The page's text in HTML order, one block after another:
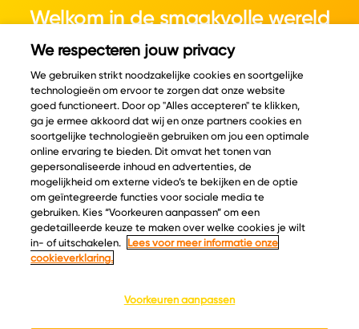
Welkom in de smaakvolle wereld
van kaas.
© Copyright 2026 Velder
Inspiratie
Kaascatalogus
Recepten
Kaasplankjes
Blog
Informatie
Over ons
Ontdek
Keurmerken
We respecteren jouw privacy
We gebruiken strikt noodzakelijke cookies en soortgelijke
technologieën om ervoor te zorgen dat onze website
goed functioneert. Door op "Alles accepteren" te klikken,
ga je ermee akkoord dat wij en onze partners cookies en
soortgelijke technologieën gebruiken om jou een optimale
online ervaring te bieden. Dit omvat het tonen van
gepersonaliseerde inhoud en advertenties, de
mogelijkheid om externe video’s te bekijken en de optie
om geïntegreerde functies voor sociale media te
gebruiken. Kies “Voorkeuren aanpassen” om een
gedetailleerde keuze te maken over welke cookies je wilt
in- of uitschakelen.
Lees voor meer informatie onze
cookieverklaring.
Voorkeuren aanpassen